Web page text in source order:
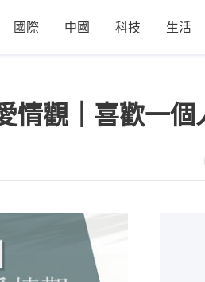
國際 中國 科技 生活
情觀｜喜歡一